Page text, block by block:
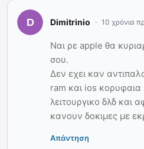
Dimitrinio 10 χρόνια
Ναι ρε apple θα
σου.
Δεν εχει καν
ram και ios
λειτουργικο δλδ και
κανουν δοκιμες με
Απάντηση